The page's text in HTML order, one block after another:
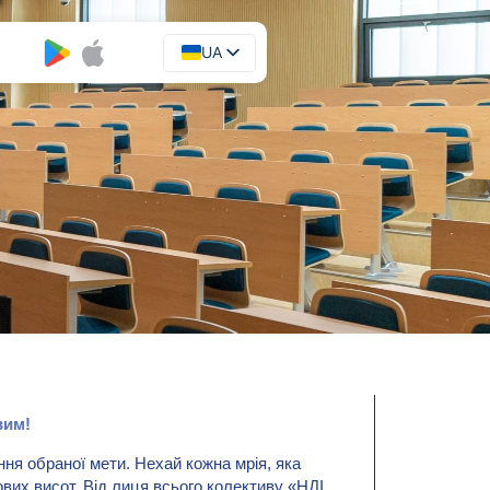
UA
EN
обраної мети. Нехай кожна мрія, яка